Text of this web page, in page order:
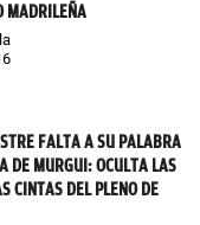
MADRILEÑA
FALTA A SU PALABRA
DE MURGUI: OCULTA LAS
CINTAS DEL PLENO DE